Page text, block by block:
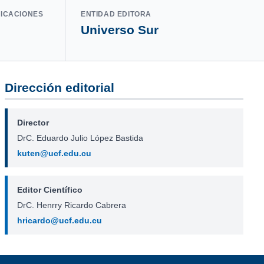
ENTIDAD EDITORA
Universo Sur
Dirección editorial
Director
DrC. Eduardo Julio López Bastida
kuten@ucf.edu.cu
Editor Científico
DrC. Henrry Ricardo Cabrera
hricardo@ucf.edu.cu